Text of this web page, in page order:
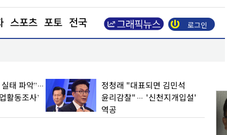
스포츠 포토 전국 로그인
태 파악”…
활동조사’
정청래 "대표되면 김민석
윤리감찰"… '신천지개입설'
역공